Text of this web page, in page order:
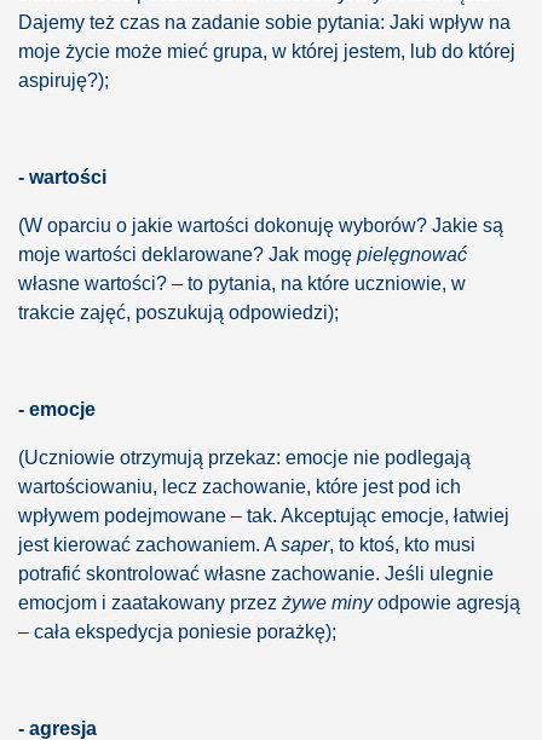
Dajemy też czas na zadanie sobie pytania: Jaki wpływ na
moje życie może mieć grupa, w której jestem, lub do której
aspiruję?);
- wartości
(W oparciu o jakie wartości dokonuję wyborów? Jakie są
moje wartości deklarowane? Jak mogę pielęgnować
własne wartości? – to pytania, na które uczniowie, w
trakcie zajęć, poszukują odpowiedzi);
- emocje
(Uczniowie otrzymują przekaz: emocje nie podlegają
wartościowaniu, lecz zachowanie, które jest pod ich
wpływem podejmowane – tak. Akceptując emocje, łatwiej
jest kierować zachowaniem. Asaper, to ktoś, kto musi
potrafić skontrolować własne zachowanie. Jeśli ulegnie
emocjom i zaatakowany przez żywe minyodpowie agresją
– cała ekspedycja poniesie porażkę);
- agresja